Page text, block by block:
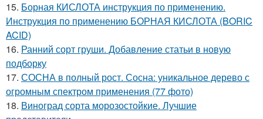
15. Борная КИСЛОТА инструкция по применению.
Инструкция по применению БОРНАЯ КИСЛОТА (BORIC
ACID)
16. Ранний сорт груши. Добавление статьи в новую
подборку
17. СОСНА в полный рост. Сосна: уникальное дерево с
огромным спектром применения (77 фото)
18. Виноград сорта морозостойкие. Лучшие